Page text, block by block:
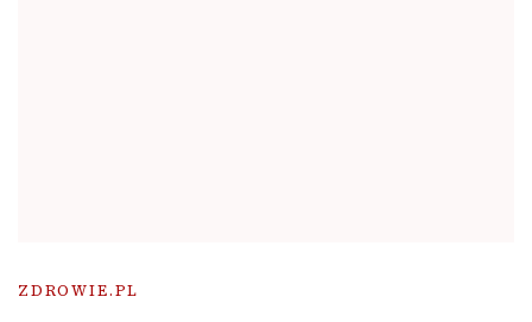
ZDROWIE.PL